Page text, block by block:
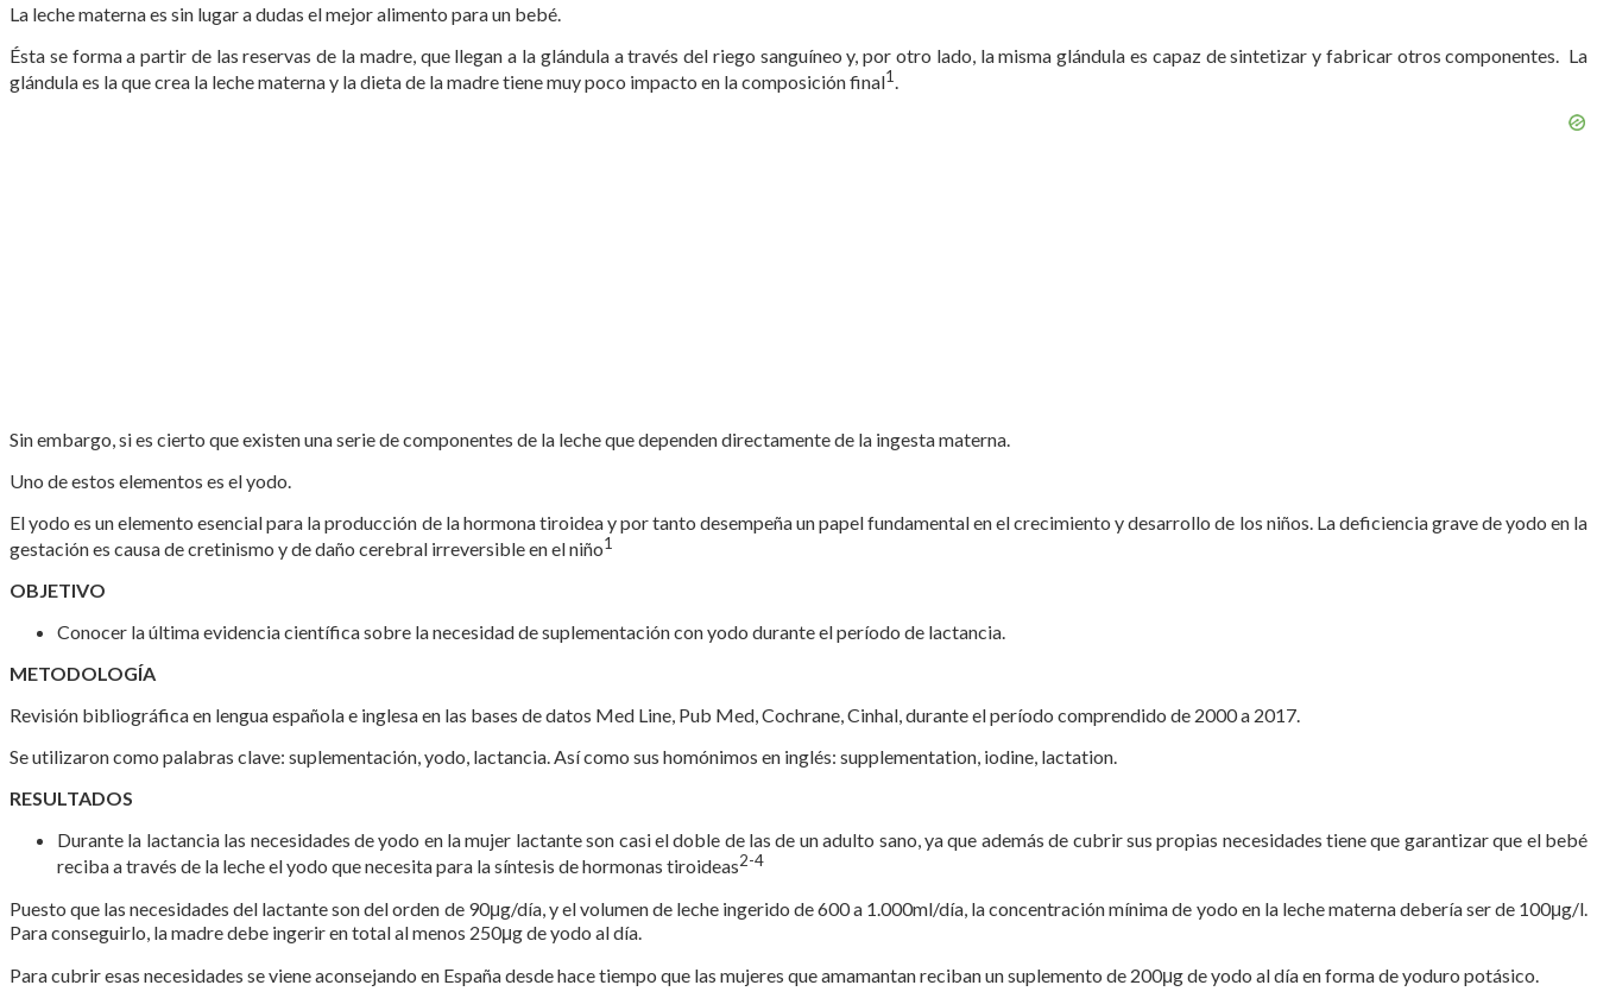
La leche materna es sin lugar a dudas el mejor alimento para un bebé.
Ésta se forma a partir de las reservas de la madre, que llegan a la glándula a través del riego sanguíneo y, por otro lado, la misma glándula es capaz de sintetizar y fabricar otros componentes. La
glándula es la que crea la leche materna y la dieta de la madre tiene muy poco impacto en la composición final1.
Sin embargo, si es cierto que existen una serie de componentes de la leche que dependen directamente de la ingesta materna.
Uno de estos elementos es el yodo.
El yodo es un elemento esencial para la producción de la hormona tiroidea y por tanto desempeña un papel fundamental en el crecimiento y desarrollo de los niños. La deficiencia grave de yodo en la
gestación es causa de cretinismo y de daño cerebral irreversible en el niño1
OBJETIVO
Conocer la última evidencia científica sobre la necesidad de suplementación con yodo durante el período de lactancia.
METODOLOGÍA
Revisión bibliográfica en lengua española e inglesa en las bases de datos Med Line, Pub Med, Cochrane, Cinhal, durante el período comprendido de 2000 a 2017.
Se utilizaron como palabras clave: suplementación, yodo, lactancia. Así como sus homónimos en inglés: supplementation, iodine, lactation.
RESULTADOS
Durante la lactancia las necesidades de yodo en la mujer lactante son casi el doble de las de un adulto sano, ya que además de cubrir sus propias necesidades tiene que garantizar que el bebé
reciba a través de la leche el yodo que necesita para la síntesis de hormonas tiroideas2-4
Puesto que las necesidades del lactante son del orden de 90μg/día, y el volumen de leche ingerido de 600 a 1.000ml/día, la concentración mínima de yodo en la leche materna debería ser de 100μg/l.
Para conseguirlo, la madre debe ingerir en total al menos 250μg de yodo al día.
Para cubrir esas necesidades se viene aconsejando en España desde hace tiempo que las mujeres que amamantan reciban un suplemento de 200μg de yodo al día en forma de yoduro potásico.